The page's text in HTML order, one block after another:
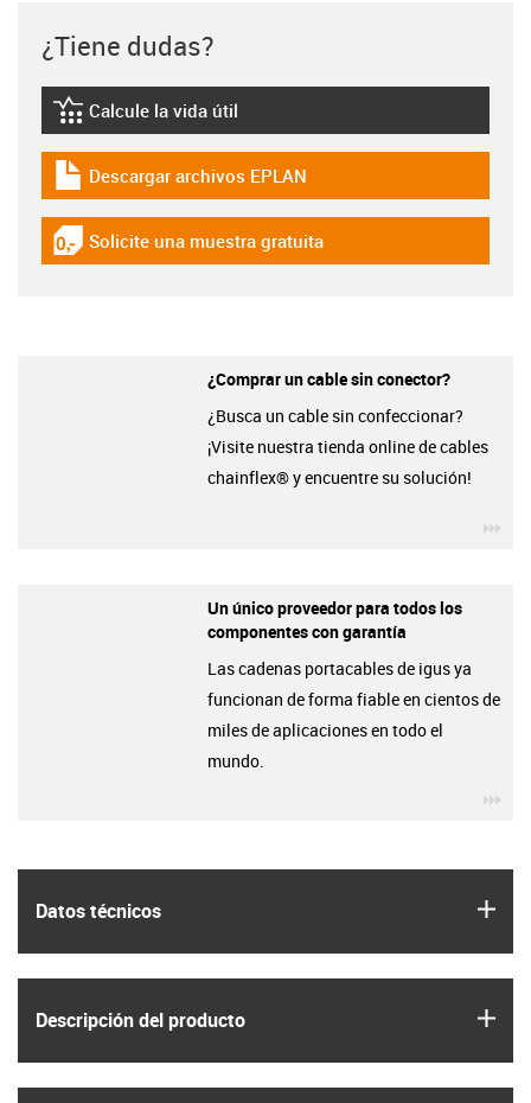
Datos técnicos
Descripción del producto
¿Tiene dudas?
igus-icon-lebensdauerrechner
Calcule la vida útil
igus-icon-download-plan
Descargar archivos EPLAN
igus-icon-gratismuster
Solicite una muestra gratuita
¿Comprar un cable sin conector?
¿Busca un cable sin confeccionar?
¡Visite nuestra tienda online de cables
chainflex® y encuentre su solución!
Un único proveedor para todos los
componentes con garantía
Las cadenas portacables de igus ya
funcionan de forma fiable en cientos de
miles de aplicaciones en todo el
mundo.